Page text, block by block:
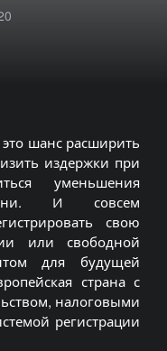
шанс расширить
издержки при
уменьшения
И совсем
свою
или свободной
для будущей
страна с
налоговыми
регистрации